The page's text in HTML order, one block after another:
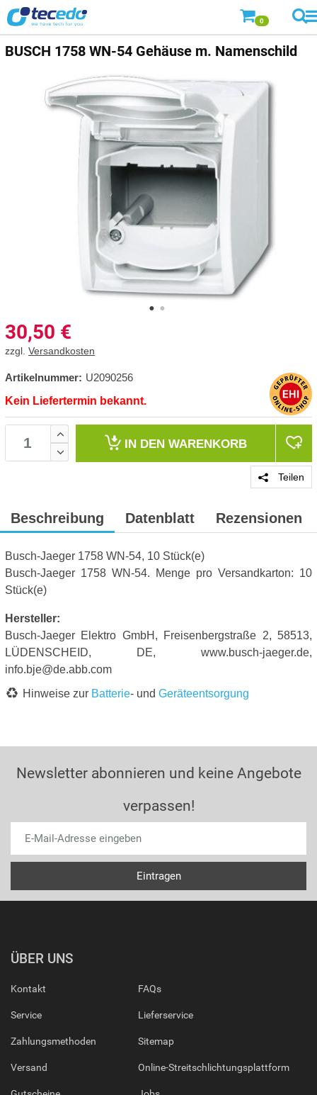
0
BUSCH 1758 WN-54 Gehäuse m. Namenschild
30,50 €
zzgl. Versandkosten
Artikelnummer: U2090256
Kein Liefertermin bekannt.
IN DEN WARENKORB
Teilen
Beschreibung Datenblatt Rezensionen
Busch-Jaeger 1758 WN-54, 10 Stück(e)
Busch-Jaeger 1758 WN-54. Menge pro Versandkarton: 10
Stück(e)
Hersteller:
Busch-Jaeger Elektro GmbH, Freisenbergstraße 2, 58513,
LÜDENSCHEID, DE, www.busch-jaeger.de,
info.bje@de.abb.com
Hinweise zur Batterie- und Geräteentsorgung
Newsletter abonnieren und keine Angebote
verpassen!
ÜBER UNS
Kontakt
Service
Zahlungsmethoden
Versand
FAQs
Lieferservice
Sitemap
Online-Streitschlichtungsplattform